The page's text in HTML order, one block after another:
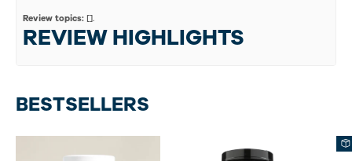
Review topics: [].
REVIEW HIGHLIGHTS
LIVRAISON RAPIDE C'EST TOP
BESTSELLERS